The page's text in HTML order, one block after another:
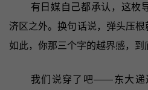
有日媒自己都承认，这枚
济区之外。换句话说，弹头压
如此，你那三个字的越界感，到
我们说穿了吧——东大递